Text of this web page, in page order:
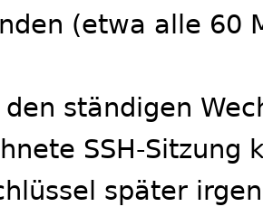
(etwa alle 60
ständigen
SSH-Sitzung
später